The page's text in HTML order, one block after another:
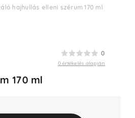
hajhullás elleni szérum 170 ml
0
0 értékelés alapján
170 ml